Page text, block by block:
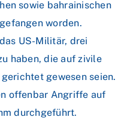
sowie bahrainischen
worden.
US-Militär, drei
haben, die auf zivile
gewesen seien.
offenbar Angriffe auf
durchgeführt.